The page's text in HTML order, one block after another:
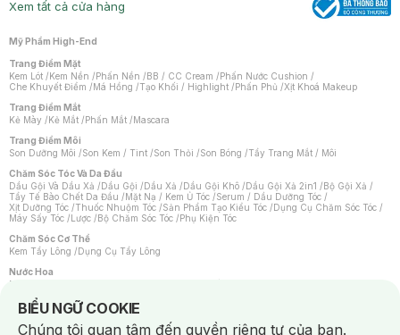
Xem tất cả cửa hàng
Mỹ Phẩm High-End
Trang Điểm Mặt
Kem Lót /Kem Nền /Phấn Nền /BB / CC Cream /Phấn Nước Cushion /
Che Khuyết Điểm /Má Hồng /Tạo Khối / Highlight /Phấn Phủ /Xịt Khoá Makeup
Trang Điểm Mắt
Kẻ Mày /Kẻ Mắt /Phấn Mắt /Mascara
Trang Điểm Môi
Son Dưỡng Môi /Son Kem / Tint /Son Thỏi /Son Bóng /Tẩy Trang Mắt / Môi
Chăm Sóc Tóc Và Da Đầu
Dầu Gội Và Dầu Xả /Dầu Gội /Dầu Xả /Dầu Gội Khô /Dầu Gội Xả 2in1 /Bộ Gội Xả /
Tẩy Tế Bào Chết Da Đầu /Mặt Nạ / Kem Ủ Tóc /Serum / Dầu Dưỡng Tóc /
Xịt Dưỡng Tóc /Thuốc Nhuộm Tóc /Sản Phẩm Tạo Kiểu Tóc /Dụng Cụ Chăm Sóc Tóc /
Máy Sấy Tóc /Lược /Bộ Chăm Sóc Tóc /Phụ Kiện Tóc
Chăm Sóc Cơ Thể
Kem Tẩy Lông /Dụng Cụ Tẩy Lông
Nước Hoa
Nước Hoa Nữ
Chăm Sóc Cá Nhân
Chống Muỗi /Khẩu Trang /Máy Massage/Mặt Nạ Xông Hơi /Nước Rửa Tay/
BIỂU NGỮ COOKIE
Notice about cookies usage
Chúng tôi quan tâm đến quyền riêng tư của bạn.